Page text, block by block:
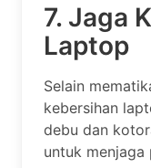
7. Jaga
Laptop
Selain
kebersihan
debu dan
untuk